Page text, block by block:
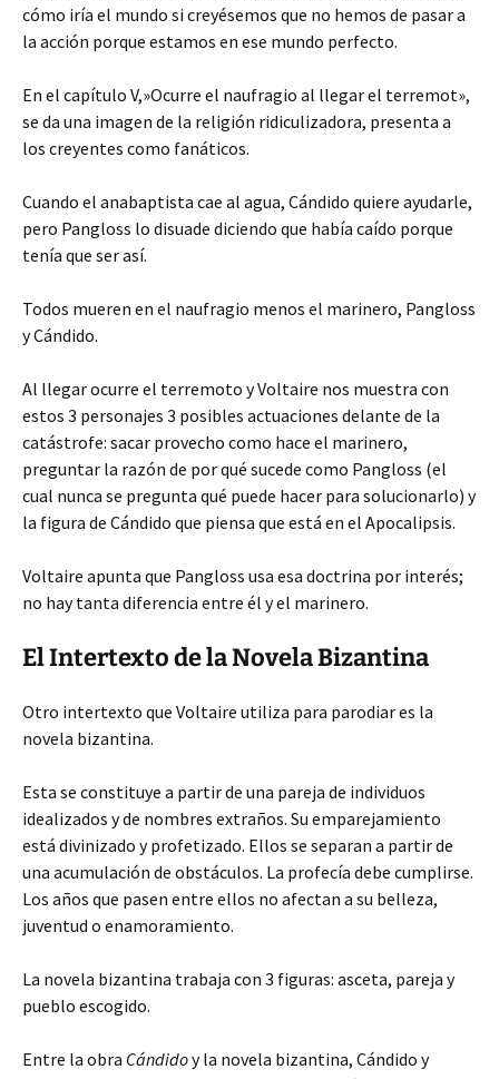
cómo iría el mundo si creyésemos que no hemos de pasar a
la acción porque estamos en ese mundo perfecto.
En el capítulo V,»Ocurre el naufragio al llegar el terremot»,
se da una imagen de la religión ridiculizadora, presenta a
los creyentes como fanáticos.
Cuando el anabaptista cae al agua, Cándido quiere ayudarle,
pero Pangloss lo disuade diciendo que había caído porque
tenía que ser así.
Todos mueren en el naufragio menos el marinero, Pangloss
y Cándido.
Al llegar ocurre el terremoto y Voltaire nos muestra con
estos 3 personajes 3 posibles actuaciones delante de la
catástrofe: sacar provecho como hace el marinero,
preguntar la razón de por qué sucede como Pangloss (el
cual nunca se pregunta qué puede hacer para solucionarlo) y
la figura de Cándido que piensa que está en el Apocalipsis.
Voltaire apunta que Pangloss usa esa doctrina por interés;
no hay tanta diferencia entre él y el marinero.
El Intertexto de la Novela Bizantina
Otro intertexto que Voltaire utiliza para parodiar es la
novela bizantina.
Esta se constituye a partir de una pareja de individuos
idealizados y de nombres extraños. Su emparejamiento
está divinizado y profetizado. Ellos se separan a partir de
una acumulación de obstáculos. La profecía debe cumplirse.
Los años que pasen entre ellos no afectan a su belleza,
juventud o enamoramiento.
La novela bizantina trabaja con 3 figuras: asceta, pareja y
pueblo escogido.
Entre la obra Cándidoy la novela bizantina, Cándido y